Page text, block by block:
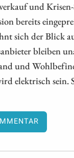
und
bereits
sich der Blick
bleiben
und
elektrisch sein.